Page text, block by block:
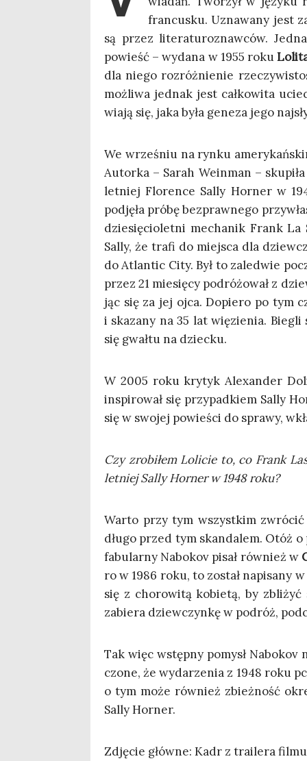
fran­cu­sku. Uzna­wa­ny jest
są przez lite­ra­tu­ro­znaw­ców.
powieść – wyda­na w 1955 roku
dla nie­go roz­róż­nie­nie
moż­li­wa jed­nak jest cał­ko­wi­ta
wia­ją się, jaka była gene­za jego
We wrze­śniu na ryn­ku
Autor­ka – Sarah Wein­man –
let­niej Flo­ren­ce Sal­ly Hor­ner w
pod­ję­ła pró­bę bez­praw­ne­go
dzie­się­cio­let­ni mecha­nik Frank La
Sal­ly, że tra­fi do miej­sca dla
do Atlan­tic City. Był to zale­d­wie
przez 21 mie­się­cy podró­żo­wał z
jąc się za jej ojca. Dopie­ro po tym
i ska­za­ny na 35 lat wię­zie­nia.
się gwał­tu na dziecku.
W 2005 roku kry­tyk Ale­xan­der
inspi­ro­wał się przy­pad­kiem Sal­ly
się w swo­jej powie­ści do spra­wy,
Czy zro­bi­łem Loli­cie to, co Frank
let­niej Sal­ly Hor­ner w 1948 roku?
War­to przy tym wszyst­kim zwró­cić
dłu­go przed tym skan­da­lem. Otóż
fabu­lar­ny Nabo­kov pisał rów­nież w
ro w 1986 roku, to został napi­sa­ny
się z cho­ro­wi­tą kobie­tą, by
zabie­ra dziew­czyn­kę w podróż,
Tak więc wstęp­ny pomysł Nabo­kov
czo­ne, że wyda­rze­nia z 1948 roku
o tym może rów­nież zbież­ność
Sal­ly Horner.
Zdję­cie głów­ne: Kadr z tra­ile­ra filmu